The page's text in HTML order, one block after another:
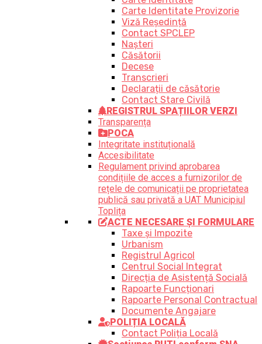
Carte Identitate Provizorie
Viză Reședință
Contact SPCLEP
Nașteri
Căsătorii
Decese
Transcrieri
Declarații de căsătorie
Contact Stare Civilă
REGISTRUL SPAȚIILOR VERZI
Transparența
POCA
Integritate instituțională
Accesibilitate
Regulament privind aprobarea
condițiile de acces a furnizorilor de
rețele de comunicații pe proprietatea
publică sau privată a UAT Municipiul
Toplița
ACTE NECESARE ȘI FORMULARE
Taxe și Impozite
Urbanism
Registrul Agricol
Centrul Social Integrat
Direcția de Asistență Socială
Rapoarte Funcționari
Rapoarte Personal Contractual
Documente Angajare
POLIȚIA LOCALĂ
Contact Poliția Locală